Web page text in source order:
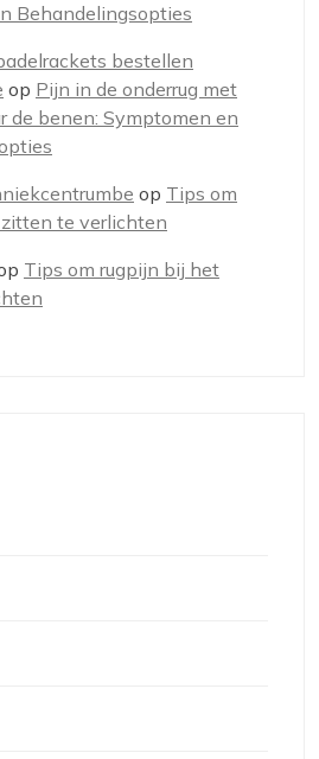
Behandelingsopties
bestellen
op Pijn in de onderrug met
de benen: Symptomen en
op Tips om
te verlichten
Tips om rugpijn bij het